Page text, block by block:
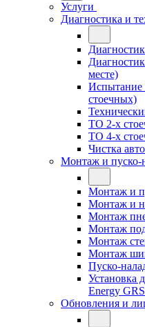
Услуги
Диагностика и
месте)
Испытание
стоечных)
ТО 2-х
ТО 4-х
Чистка
Монтаж и пуско-
Монтаж и
Монтаж и
Монтаж
Монтаж
Монтаж
Монтаж
Пуско-
Установка
Energy
Обновления и